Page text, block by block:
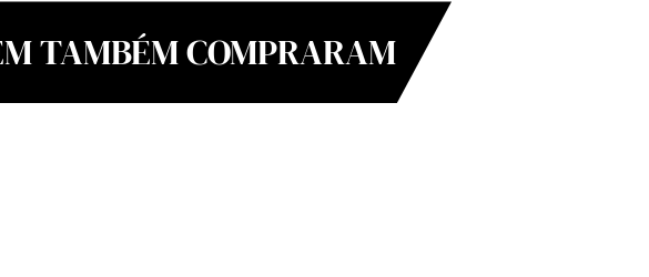
TAMBÉM COMPRARAM